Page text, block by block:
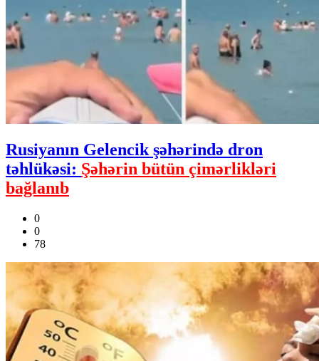
Rusiyanın Gelencik şəhərində dron
təhlükəsi: Şəhərin bütün çimərlikləri
bağlanıb
0
0
78